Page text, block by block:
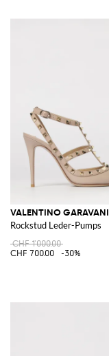
VALENTINO GARAVANI
Rockstud Leder-Pumps
CHF 1'000.00
CHF 700.00
-30%